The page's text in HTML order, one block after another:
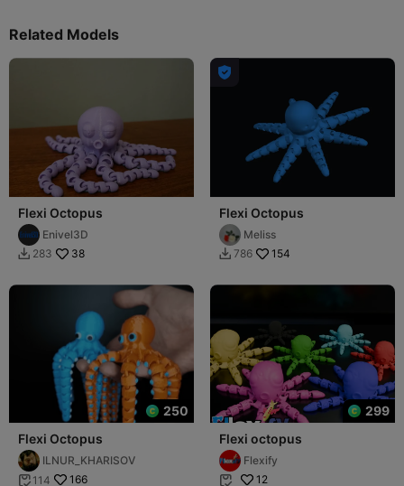
Related Models
Flexi Octopus
Enivel3D
 283 38

Flexi Octopus
Meliss
 786 154
250
Flexi Octopus
ILNUR_KHARISOV
 114 166
299
Flexi octopus
Flexify
 12